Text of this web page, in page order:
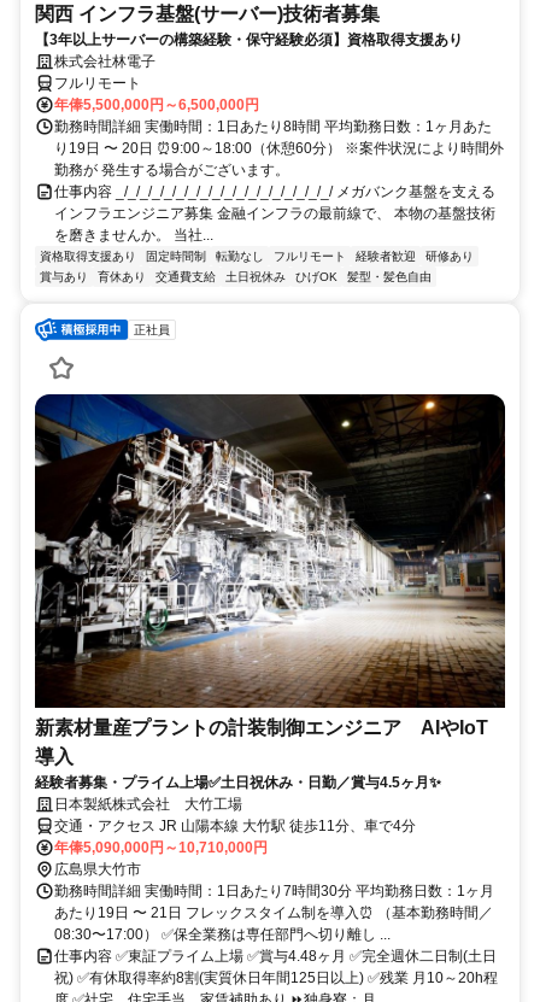
関西 インフラ基盤(サーバー)技術者募集
【3年以上サーバーの構築経験・保守経験必須】資格取得支援あり
株式会社林電子
フルリモート
年俸5,500,000円～6,500,000円
勤務時間詳細 実働時間：1日あたり8時間 平均勤務日数：1ヶ月あた
り19日 〜 20日 ⏰9:00～18:00（休憩60分） ※案件状況により時間外
勤務が 発生する場合がございます。
仕事内容 _/_/_/_/_/_/_/_/_/_/_/_/_/_/_/_/_/_/ メガバンク基盤を支える
インフラエンジニア募集 金融インフラの最前線で、 本物の基盤技術
を磨きませんか。 当社...
資格取得支援あり 固定時間制 転勤なし フルリモート 経験者歓迎
研修あり
賞与あり
育休あり 交通費支給 土日祝休み ひげOK 髪型・髪色自由
正社員
新素材量産プラントの計装制御エンジニア AIやIoT
導入
経験者募集・プライム上場✅土日祝休み・日勤／賞与4.5ヶ月✨
日本製紙株式会社 大竹工場
交通・アクセス JR 山陽本線 大竹駅 徒歩11分、車で4分
年俸5,090,000円～10,710,000円
広島県大竹市
勤務時間詳細 実働時間：1日あたり7時間30分 平均勤務日数：1ヶ月
あたり19日 〜 21日 フレックスタイム制を導入⏰ （基本勤務時間／
08:30〜17:00） ✅保全業務は専任部門へ切り離し ...
仕事内容 ✅東証プライム上場 ✅賞与4.48ヶ月 ✅完全週休二日制(土日
祝) ✅有休取得率約8割(実質休日年間125日以上) ✅残業 月10～20h程